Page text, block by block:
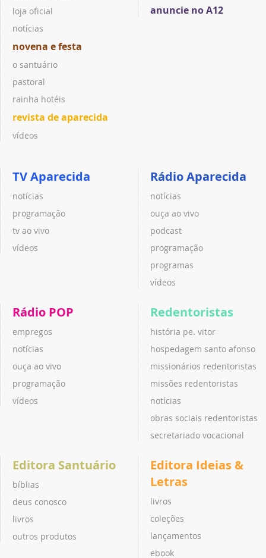
loja oficial
notícias
novena e festa
o santuário
pastoral
rainha hotéis
revista de aparecida
vídeos
anuncie no A12
TV Aparecida
notícias
programação
tv ao vivo
vídeos
Rádio Aparecida
notícias
ouça ao vivo
podcast
programação
programas
vídeos
Rádio POP
empregos
notícias
ouça ao vivo
programação
vídeos
Redentoristas
história pe. vitor
hospedagem santo afonso
missionários redentoristas
missões redentoristas
notícias
obras sociais redentoristas
secretariado vocacional
Editora Santuário
bíblias
deus conosco
livros
outros produtos
Editora Ideias &
Letras
livros
coleções
lançamentos
ebook